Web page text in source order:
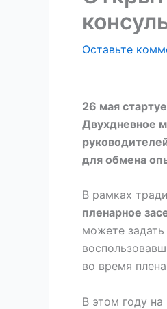
Оставьте
26 мая
Двухдневное
для обмена
В рамках
пленарное
можете
во время
В этом году